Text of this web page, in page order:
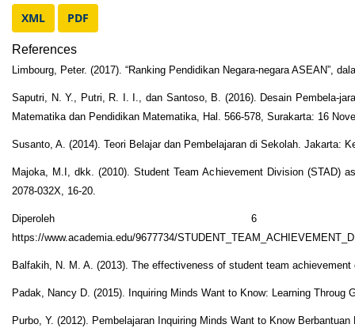
XML PDF
References
Limbourg, Peter. (2017). “Ranking Pendidikan Negara-negara ASEAN”,
Saputri, N. Y., Putri, R. I. I., dan Santoso, B. (2016). Desain Pembela-
Matematika dan Pendidikan Matematika, Hal. 566-578, Surakarta: 16
Susanto, A. (2014). Teori Belajar dan Pembelajaran di Sekolah. Jakarta:
Majoka, M.I, dkk. (2010). Student Team Achievement Division (STAD)
2078-032X, 16-20.
Diperoleh 6
https://www.academia.edu/9677734/
Balfakih, N. M. A. (2013). The effectiveness of student team
Padak, Nancy D. (2015). Inquiring Minds Want to Know: Learning Throug
Purbo, Y. (2012). Pembelajaran Inquiring Minds Want to Know